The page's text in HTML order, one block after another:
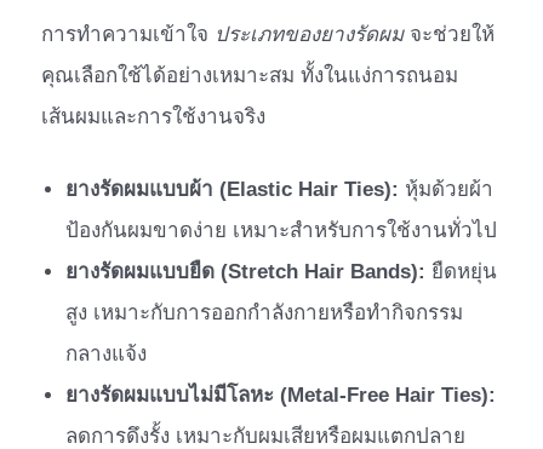
การทำความเข้าใจ ประเภทของยางรัดผมจะช่วยให้
คุณเลือกใช้ได้อย่างเหมาะสม ทั้งในแง่การถนอม
เส้นผมและการใช้งานจริง
ยางรัดผมแบบผ้า (Elastic Hair Ties): หุ้มด้วยผ้า
ป้องกันผมขาดง่าย เหมาะสำหรับการใช้งานทั่วไป
ยางรัดผมแบบยืด (Stretch Hair Bands): ยืดหยุ่น
สูง เหมาะกับการออกกำลังกายหรือทำกิจกรรม
กลางแจ้ง
ยางรัดผมแบบไม่มีโลหะ (Metal-Free Hair Ties):
ลดการดึงรั้ง เหมาะกับผมเสียหรือผมแตกปลาย